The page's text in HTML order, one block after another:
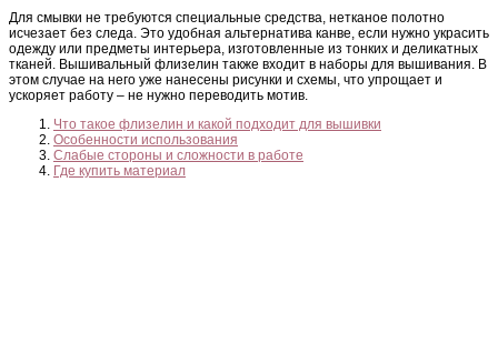
Для смывки не требуются специальные средства, нетканое полотно
исчезает без следа. Это удобная альтернатива канве, если нужно украсить
одежду или предметы интерьера, изготовленные из тонких и деликатных
тканей. Вышивальный флизелин также входит в наборы для вышивания. В
этом случае на него уже нанесены рисунки и схемы, что упрощает и
ускоряет работу – не нужно переводить мотив.
Что такое флизелин и какой подходит для вышивки
Особенности использования
Слабые стороны и сложности в работе
Где купить материал